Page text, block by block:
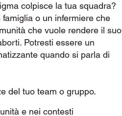
colpisce la tua squadra?
o un infermiere che
che vuole rendere il suo
Potresti essere un
quando si parla di
del tuo team o gruppo.
e nei contesti